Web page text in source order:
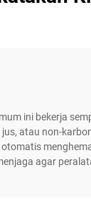
ini bekerja
atau non-
agar